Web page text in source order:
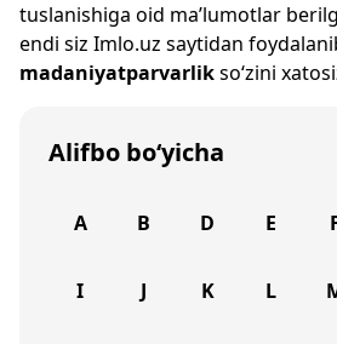
tuslanishiga oid ma’lumotlar
endi siz Imlo.uz saytidan
madaniyatparvarlikso‘zini
Alifbo bo‘yicha
A B D E
I J K L